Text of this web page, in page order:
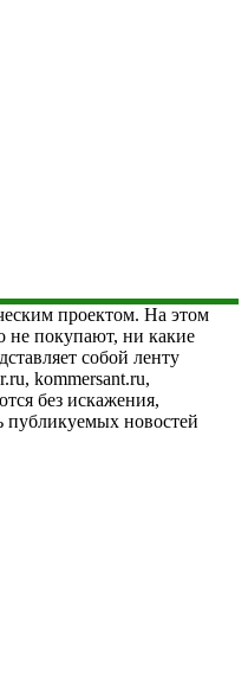
проектом. На этом
не покупают, ни какие
собой ленту
kommersant.ru,
без искажения,
публикуемых новостей